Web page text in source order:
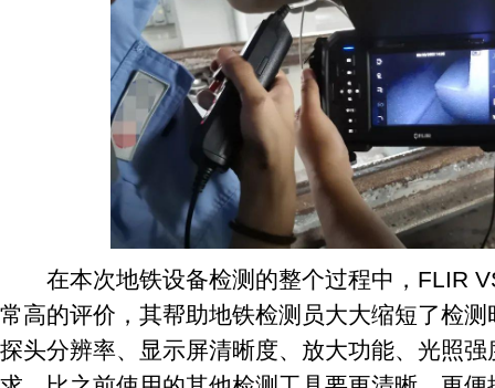
在本次地铁设备检测的整个过程中，FLIR
常高的评价，其帮助地铁检测员大大缩短了检
探头分辨率、显示屏清晰度、放大功能、光照